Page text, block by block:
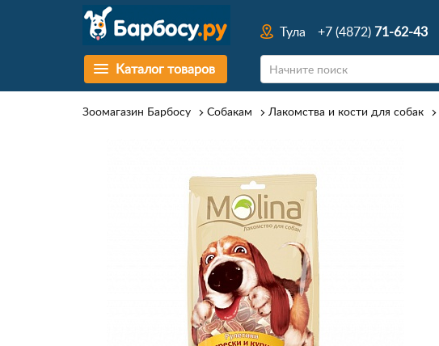
Тула +7 (4872) 71-62-43
Каталог товаров
Зоомагазин Барбосу Собакам Лакомства и кости для собак